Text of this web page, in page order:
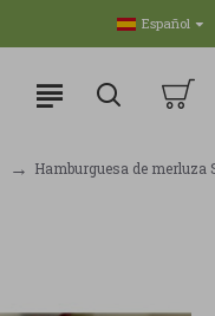
Español
Hamburguesa de merluza